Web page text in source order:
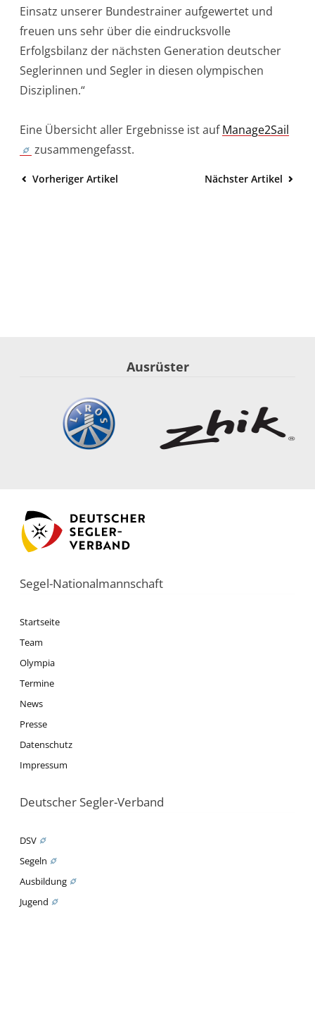
Einsatz unserer Bundestrainer aufgewertet und
freuen uns sehr über die eindrucksvolle
Erfolgsbilanz der nächsten Generation deutscher
Seglerinnen und Segler in diesen olympischen
Disziplinen.“
Eine Übersicht aller Ergebnisse ist aufManage2Sail
zusammengefasst.
Vorheriger Artikel Nächster Artikel
Ausrüster
Segel-Nationalmannschaft
Startseite
Team
Olympia
Termine
News
Presse
Datenschutz
Impressum
Deutscher Segler-Verband
DSV
Segeln
Ausbildung
Jugend